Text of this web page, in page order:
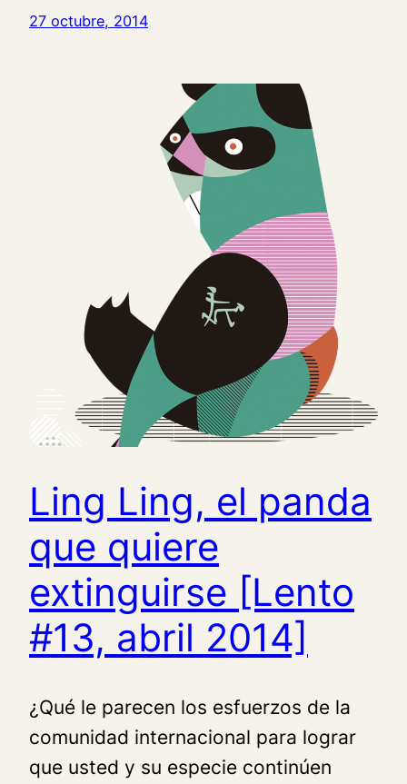
27 octubre, 2014
Ling Ling, el panda
que quiere
extinguirse [Lento
#13, abril 2014]
¿Qué le parecen los esfuerzos de la
comunidad internacional para lograr
que usted y su especie continúen